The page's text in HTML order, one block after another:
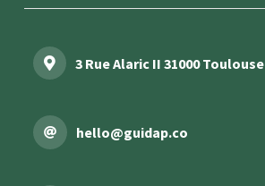
3 Rue Alaric II 31000 Toulouse
hello@guidap.co